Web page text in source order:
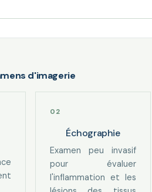
d'imagerie
Échographie
Examen peu invasif
pour évaluer
l'inflammation et les